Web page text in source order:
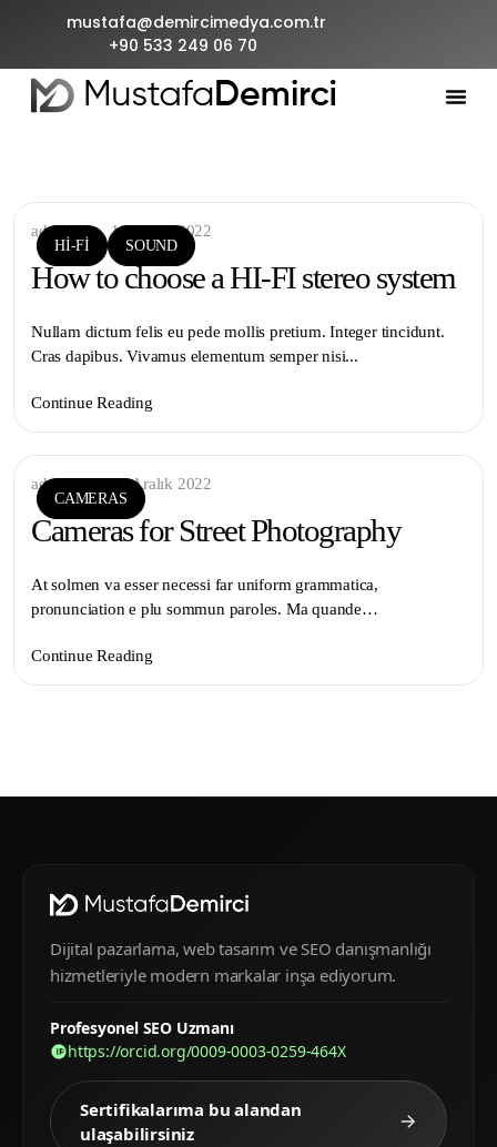
mustafa@demircimedya.com.tr
+90 533 249 06 70
HI-FI SOUND
admin 13 Aralık 2022
How to choose a HI-FI stereo system
Nullam dictum felis eu pede mollis pretium. Integer tincidunt.
Cras dapibus. Vivamus elementum semper nisi...
Continue Reading
CAMERAS
admin 13 Aralık 2022
Cameras for Street Photography
At solmen va esser necessi far uniform grammatica,
pronunciation e plu sommun paroles. Ma quande…
Continue Reading
Dijital pazarlama, web tasarım ve SEO danışmanlığı
hizmetleriyle modern markalar inşa ediyorum.
Profesyonel SEO Uzmanı
https://orcid.org/0009-0003-0259-464X
Sertifikalarıma bu alandan
ulaşabilirsiniz